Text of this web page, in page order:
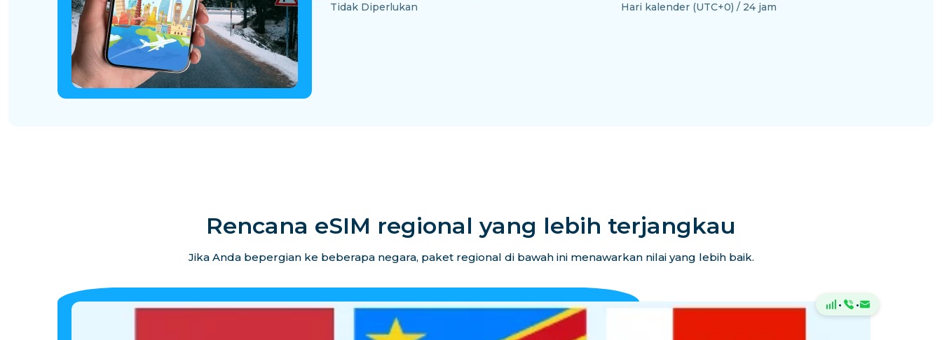
Tidak Diperlukan Hari kalender (UTC+0) / 24 jam
Rencana eSIM regional yang lebih terjangkau
Jika Anda bepergian ke beberapa negara, paket regional di bawah ini menawarkan nilai yang lebih baik.
· ·